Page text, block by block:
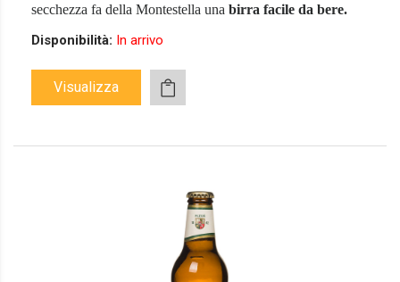
secchezza fa della Montestella una birra facile da bere.
Disponibilità: In arrivo
Visualizza